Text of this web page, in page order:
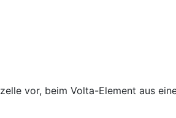
vor, beim Volta-Element aus